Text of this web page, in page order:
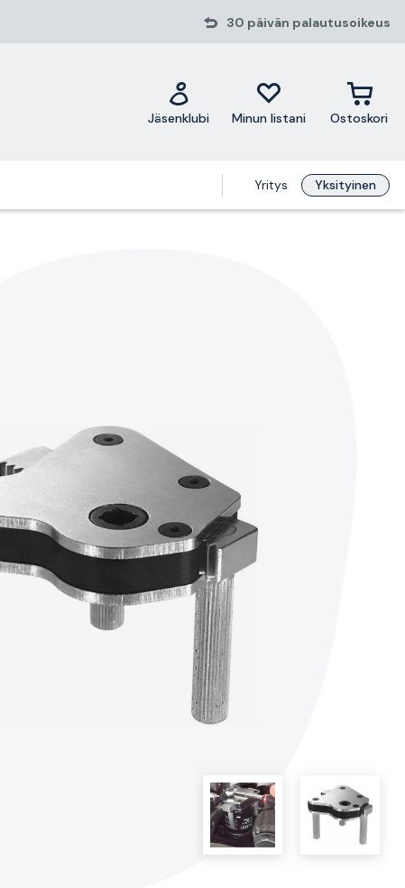
30 päivän palautusoikeus
Jäsenklubi Minun listani Ostoskori
Yritys Yksityinen